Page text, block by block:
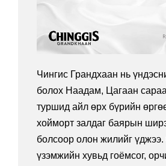
Чингис Грандхаан нь
болох Наадам, Цагаан
туршид айл өрх бүрийн
хойморт залдаг баярын
болсоор олон жилийг үджээ.
үзэмжийн хувьд гоёмсог,